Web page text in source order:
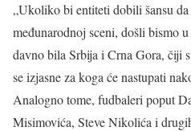
„Ukoliko bi entiteti dobili šansu da
međunarodnoj sceni, došli bismo
davno bila Srbija i Crna Gora, čiji
se izjasne za koga će nastupati
Analogno tome, fudbaleri poput
Misimovića, Steve Nikolića i